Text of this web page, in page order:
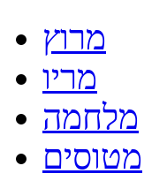
מרוץ
מריו
מלחמה
מטוסים